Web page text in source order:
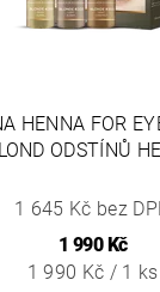
HENNA FOR
ODSTÍNŮ
1 645 Kč bez
1 990 Kč
1 990 Kč / 1 ks